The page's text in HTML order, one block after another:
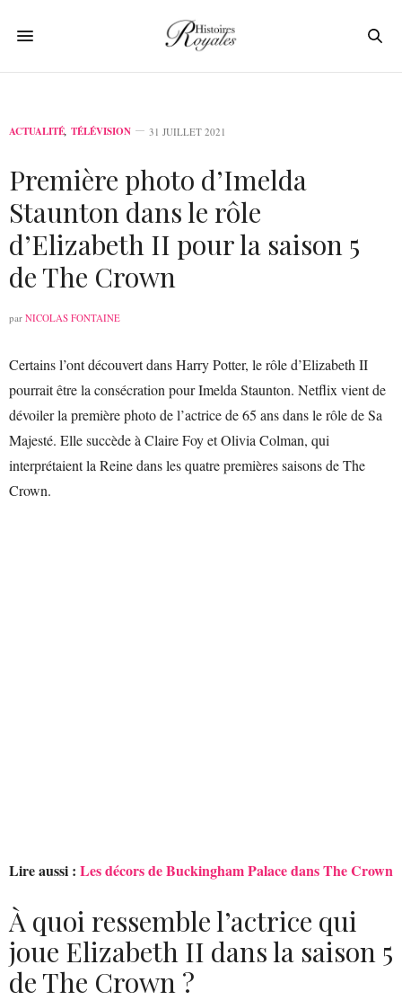
ACTUALITÉ, TÉLÉVISION 31 JUILLET 2021
Première photo d’Imelda
Staunton dans le rôle
d’Elizabeth II pour la saison 5
de The Crown
par NICOLAS FONTAINE
Certains l’ont découvert dans Harry Potter, le rôle d’Elizabeth II
pourrait être la consécration pour Imelda Staunton. Netflix vient de
dévoiler la première photo de l’actrice de 65 ans dans le rôle de Sa
Majesté. Elle succède à Claire Foy et Olivia Colman, qui
interprétaient la Reine dans les quatre premières saisons de The
Crown.
Lire aussi : Les décors de Buckingham Palace dans The Crown
À quoi ressemble l’actrice qui
joue Elizabeth II dans la saison 5
de The Crown ?